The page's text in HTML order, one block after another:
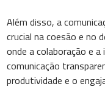
Além disso, a
crucial na coesão e no
onde a colaboração e
comunicação
produtividade e o